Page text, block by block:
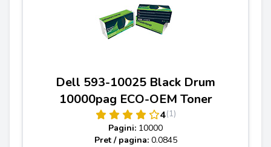
Dell 593-10025 Black Drum
10000pag ECO-OEM Toner
4(1)
Pagini: 10000
Pret / pagina: 0.0845